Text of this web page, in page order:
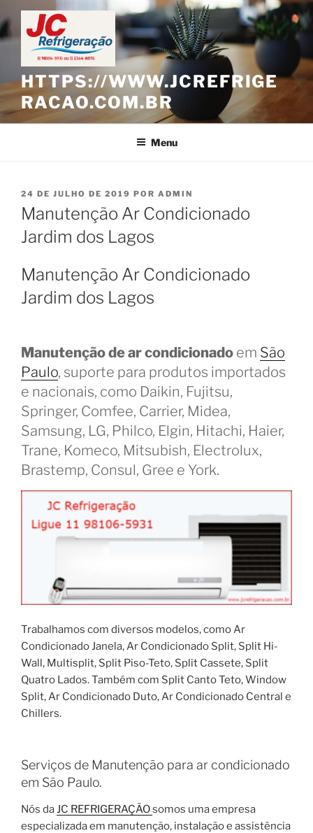
Pular
para
o
conteúdo
HTTPS://WWW.JCREFRIGE
RACAO.COM.BR
Menu
PUBLICADO
EM
24 DE JULHO DE 2019 POR ADMIN
Manutenção Ar Condicionado
Jardim dos Lagos
Manutenção Ar Condicionado
Jardim dos Lagos
Manutenção de ar condicionado em São
Paulo, suporte para produtos importados
e nacionais, como Daikin, Fujitsu,
Springer, Comfee, Carrier, Midea,
Samsung, LG, Philco, Elgin, Hitachi, Haier,
Trane, Komeco, Mitsubish, Electrolux,
Brastemp, Consul, Gree e York.
Trabalhamos com diversos modelos, como Ar
Condicionado Janela, Ar Condicionado Split, Split Hi-
Wall, Multisplit, Split Piso-Teto, Split Cassete, Split
Quatro Lados. Também com Split Canto Teto, Window
Split, Ar Condicionado Duto, Ar Condicionado Central e
Chillers.
Serviços de Manutenção para ar condicionado
em São Paulo.
Nós daJC REFRIGERAÇÃOsomos uma empresa
especializada em manutenção, instalação e assistência